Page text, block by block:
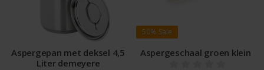
Aspergepan met deksel 4,5
Liter demeyere
50% Sale
Aspergeschaal groen klein